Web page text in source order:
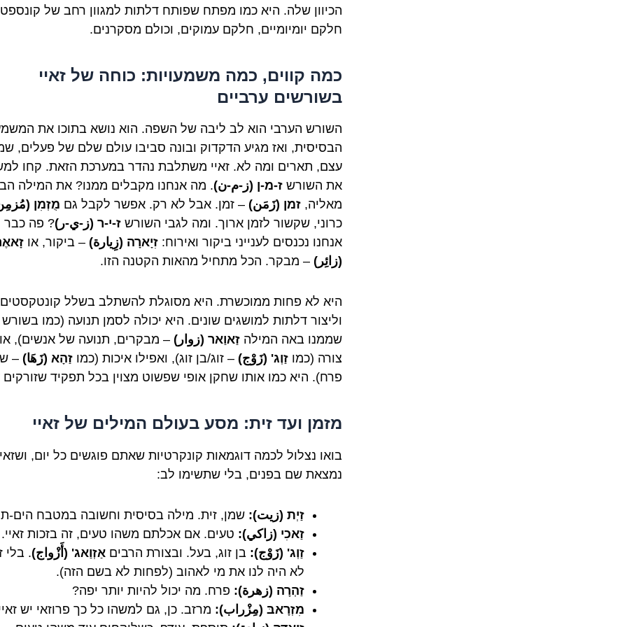
הכיוון שלה. היא כמו מפתח שפותח דלתות למגוון רחב של
חלקם יומיומיים, חלקם עמוקים, וכולם מסקרנים.
כמה קווים, כמה משמעויות: כוחה של זאיי
בשורשים ערביים
השורש הערבי הוא לב ליבה של השפה. הוא נושא בתוכו את
הבסיסית, ואז מגיע הדקדוק ובונה סביבו עולם שלם של פעלים,
עצם, תארים ומה לא. זאיי משתלבת נהדר במערכת הזאת. קחו
את השורשז-מ-ן (ز-م-ن). מה אנחנו מקבלים ממנו? את המילה
מאליה,זמן (زَمَن) – זמן. אבל לא רק. אפשר לקבל גם מֻזְמִן
כרוני, שקשור לזמן ארוך. ומה לגבי השורשז-י-ר (ز-ي-ر)? פה כבר
אנחנו נכנסים לענייני ביקור ואירוח:זִיָארָה (زِيارة) – ביקור, או
(زائِر) – מבקר. הכל מתחיל מהאות הקטנה הזו.
היא לא פחות ממוכשרת. היא מסוגלת להשתלב בשלל קונטקסטים
וליצור דלתות למושגים שונים. היא יכולה לסמן תנועה (כמו בשורש
שממנו באה המילהזַאוַאר (زوار) – מבקרים, תנועה של אנשים), או
צורה (כמוזַוְג' (زَوْج) – זוג/בן זוג), ואפילו איכות (כמוזַהָא (زَهَا) –
פרח). היא כמו אותו שחקן אופי שפשוט מצוין בכל תפקיד שזורקים
מזמן ועד זית: מסע בעולם המילים של זאיי
בואו נצלול לכמה דוגמאות קונקרטיות שאתם פוגשים כל יום,
נמצאת שם בפנים, בלי שתשימו לב:
זַיְת (زيت): שמן, זית. מילה בסיסית וחשובה במטבח הים-
זַאכִי (زاكي): טעים. אם אכלתם משהו טעים, זה בזכות זאיי.
זַוְג' (زَوْج): בן זוג, בעל. ובצורת הרביםאַזְוַאג' (أَزْواج). בלי
לא היה לנו את מי לאהוב (לפחות לא בשם הזה).
זַהְרָה (زهرة): פרח. מה יכול להיות יותר יפה?
מִזְרָאבּ (مِزْراب): מרזב. כן, גם למשהו כל כך פרוזאי יש